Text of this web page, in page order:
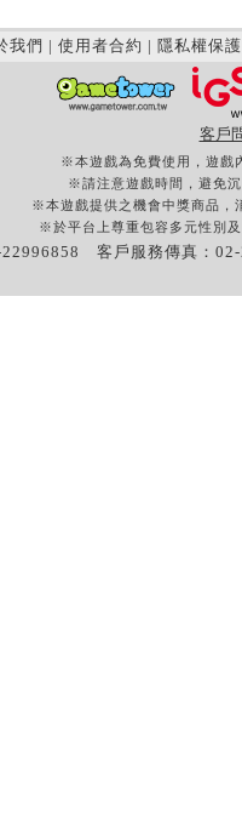
我們 | 使用者合約 | 隱私權保護
客戶
※本遊戲為免費使用，遊戲
※請注意遊戲時間，避免
※本遊戲提供之機會中獎商品，
※於平台上尊重包容多元性別
22996858 客戶服務傳真：